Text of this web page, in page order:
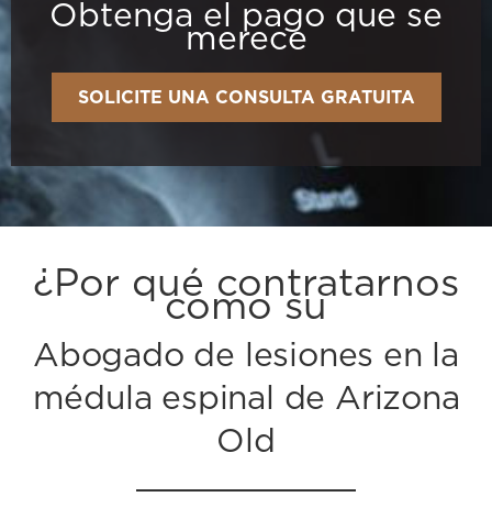
Obtenga el pago que se
merece
SOLICITE UNA CONSULTA GRATUITA
¿Por qué contratarnos
como su
Abogado de lesiones en la
médula espinal de Arizona
Old